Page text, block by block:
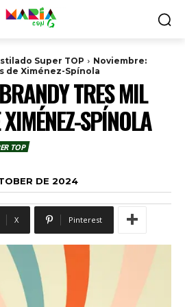
Super TOP
Noviembre:
de Ximénez-Spínola
TRES MIL
SPÍNOLA
TOP
DE 2024
X Pinterest